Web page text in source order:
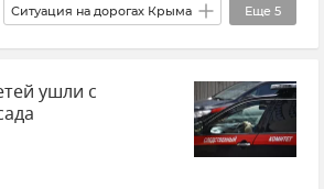
Еще 5
Ситуация на дорогах Крыма
Тамань
Транспорт
ушли с